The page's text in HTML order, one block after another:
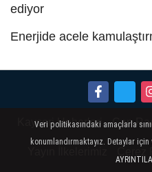
ediyor
Enerjide acele
Kayseri Haberleri Can
Veri politikasındaki amaçlarla
konumlandırmaktayız. Detaylar